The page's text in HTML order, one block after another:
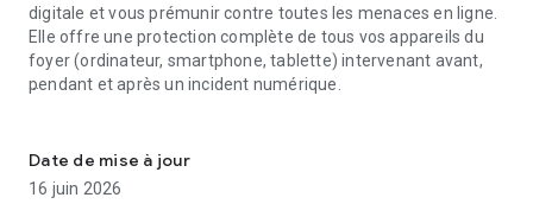
digitale et vous prémunir contre toutes les menaces en ligne.
Elle offre une protection complète de tous vos appareils du
foyer (ordinateur, smartphone, tablette) intervenant avant,
pendant et après un incident numérique.
de nos partenaires : gestionnaire de mots de passe, antivirus,
VPN, contrôle parental, anti-phishing etc.
Date de mise à jour
16 juin 2026